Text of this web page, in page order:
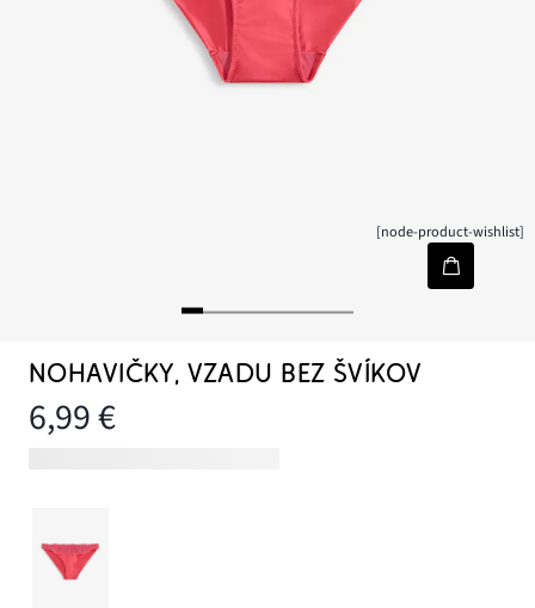
[node-product-wishlist]
NOHAVIČKY, VZADU BEZ ŠVÍKOV
6,99 €